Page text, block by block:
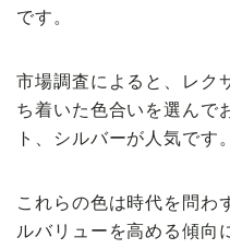
です。
市場調査によると、レク
ち着いた色合いを選んで
ト、シルバーが人気です。
これらの色は時代を問わ
ルバリューを高める傾向